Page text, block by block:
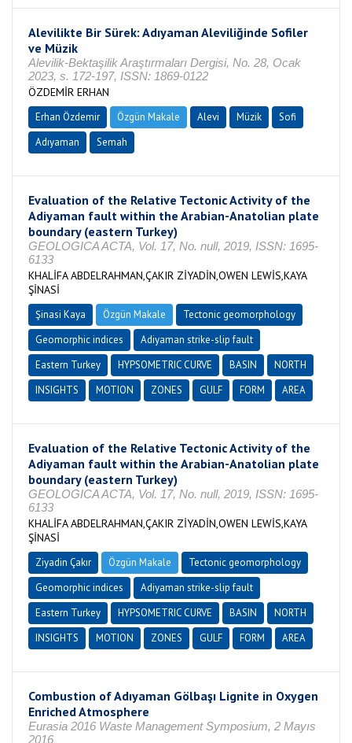
Alevilikte Bir Sürek: Adıyaman Aleviliğinde Sofiler
ve Müzik
Alevilik-Bektaşilik Araştırmaları Dergisi, No. 28, Ocak
2023, s. 172-197, ISSN: 1869-0122
ÖZDEMİR ERHAN
Erhan Özdemir Özgün Makale Alevi Müzik
Sofi
Adıyaman
Semah
Evaluation of the Relative Tectonic Activity of the
Adiyaman fault within the Arabian-Anatolian plate
boundary (eastern Turkey)
GEOLOGICA ACTA, Vol. 17, No. null, 2019, ISSN: 1695-
6133
KHALİFA ABDELRAHMAN,ÇAKIR ZİYADİN,OWEN LEWİS,KAYA
ŞİNASİ
Şinasi Kaya Özgün Makale
Tectonic geomorphology
Geomorphic indices
Adiyaman strike-slip fault
Eastern Turkey
HYPSOMETRIC CURVE BASIN
NORTH
INSIGHTS
MOTION ZONES GULF FORM AREA
Evaluation of the Relative Tectonic Activity of the
Adiyaman fault within the Arabian-Anatolian plate
boundary (eastern Turkey)
GEOLOGICA ACTA, Vol. 17, No. null, 2019, ISSN: 1695-
6133
KHALİFA ABDELRAHMAN,ÇAKIR ZİYADİN,OWEN LEWİS,KAYA
ŞİNASİ
Ziyadin Çakır Özgün Makale
Tectonic geomorphology
Geomorphic indices
Adiyaman strike-slip fault
Eastern Turkey
HYPSOMETRIC CURVE BASIN
NORTH
INSIGHTS
MOTION ZONES GULF FORM AREA
Combustion of Adıyaman Gölbaşı Lignite in Oxygen
Enriched Atmosphere
Eurasia 2016 Waste Management Symposium, 2 Mayıs
2016